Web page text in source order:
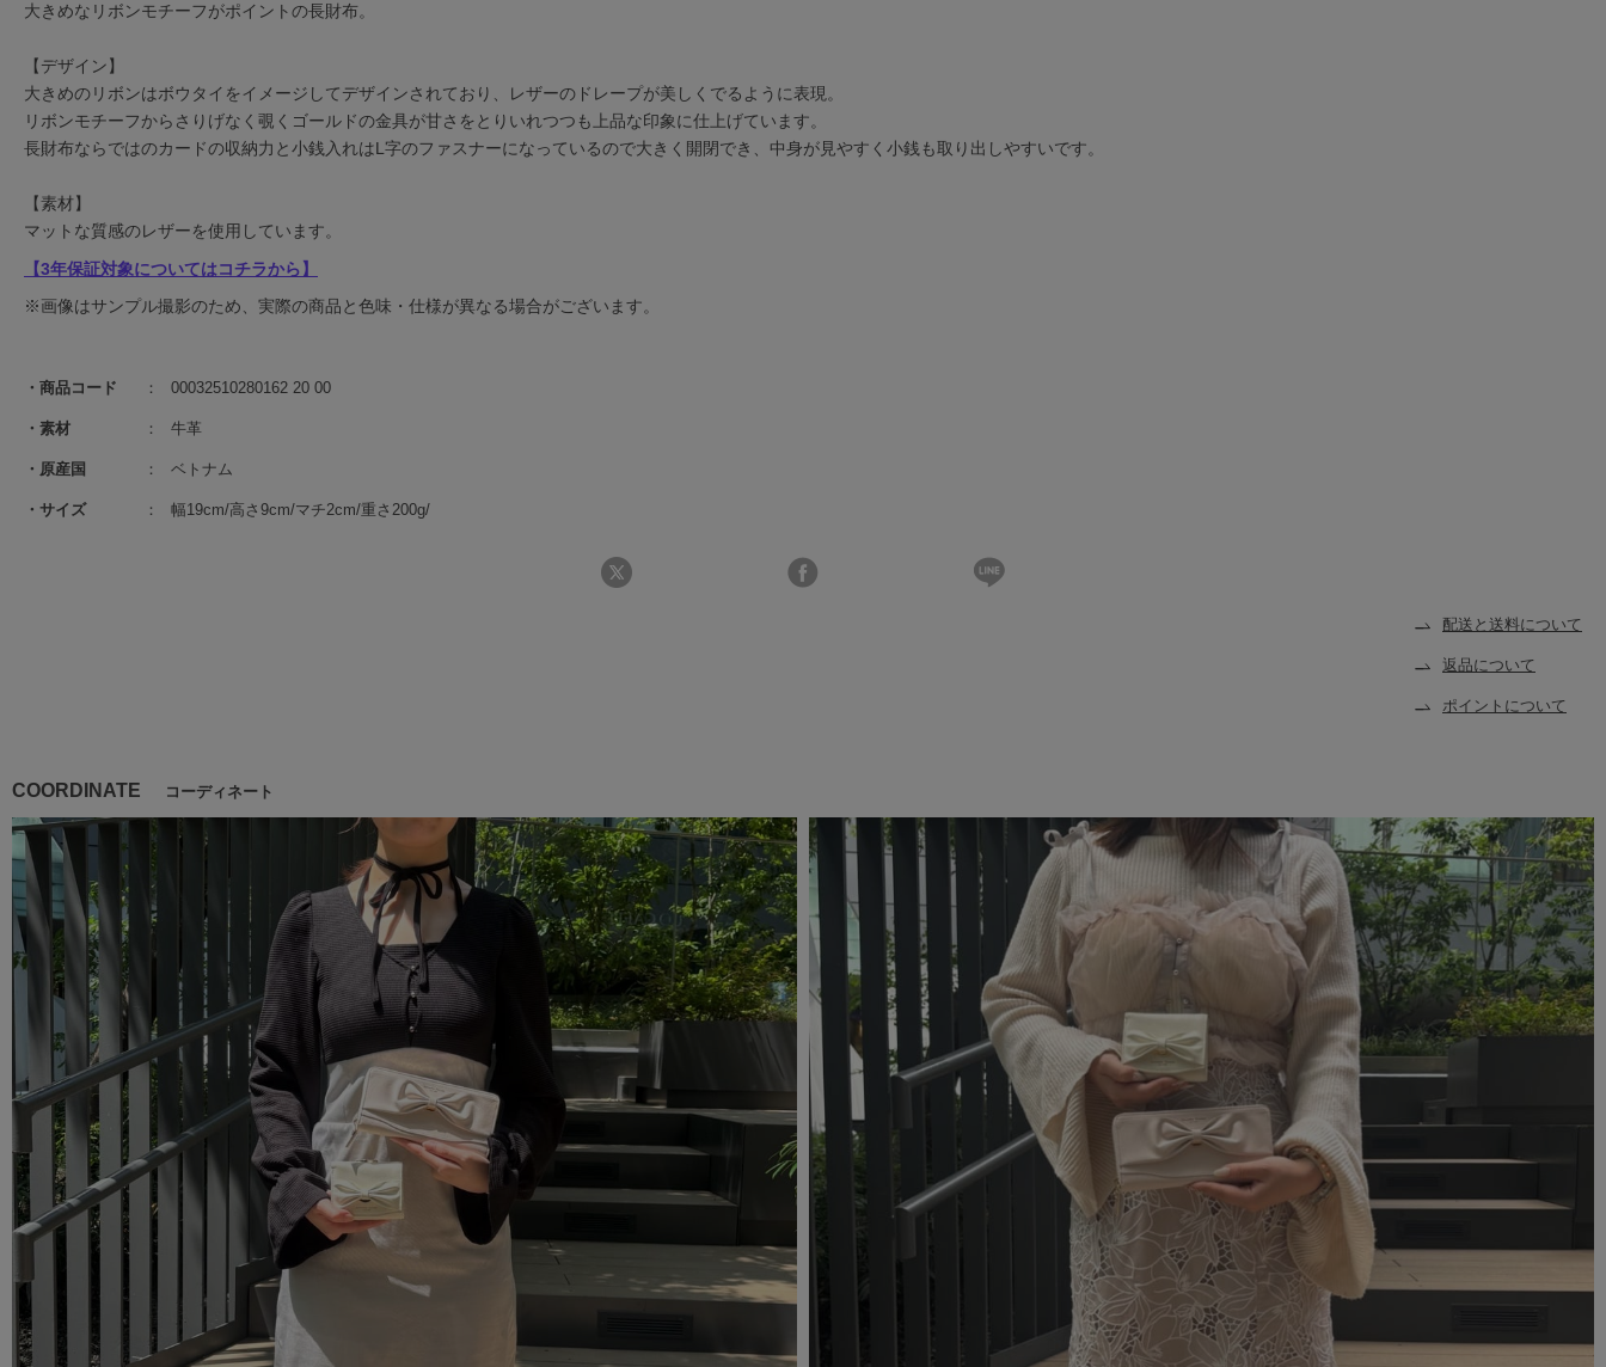
商品コード 00032510280162 20 00
素材 牛革
原産国 ベトナム
サイズ 幅19cm/高さ9cm/マチ2cm/重さ200g/
配送と送料について
返品について
ポイントについて
COORDINATE コーディネート
大きめなリボンモチーフがポイントの長財布。
【デザイン】
大きめのリボンはボウタイをイメージしてデザインされており、レザーのドレープが美しくでるように表現。
リボンモチーフからさりげなく覗くゴールドの金具が甘さをとりいれつつも上品な印象に仕上げています。
長財布ならではのカードの収納力と小銭入れはL字のファスナーになっているので大きく開閉でき、中身が見やすく小銭も取り出しやすいです。
【素材】
マットな質感のレザーを使用しています。
【3年保証対象についてはコチラから】
※画像はサンプル撮影のため、実際の商品と色味・仕様が異なる場合がございます。